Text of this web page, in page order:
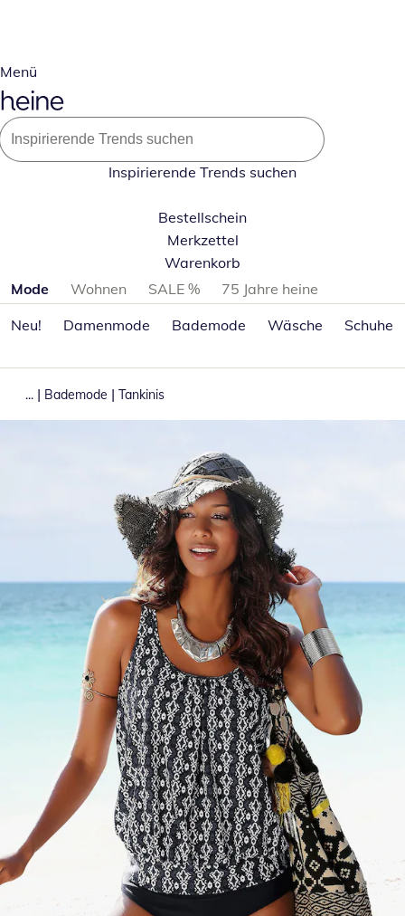
Menü
Inspirierende Trends suchen
Bestellschein
Merkzettel
Warenkorb
Produktkategorien überspringen
Mode Wohnen SALE %
75 Jahre heine
Neu!
Damenmode Bademode Wäsche Schuhe
... | Bademode | Tankinis